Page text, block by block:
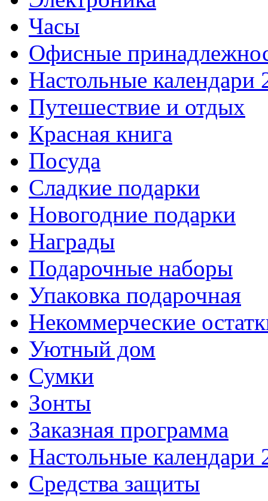
Часы
Офисные
Настольные календари
Путешествие и отдых
Красная книга
Посуда
Сладкие подарки
Новогодние подарки
Награды
Подарочные наборы
Упаковка подарочная
Некоммерческие
Уютный дом
Сумки
Зонты
Заказная программа
Настольные календари
Средства защиты